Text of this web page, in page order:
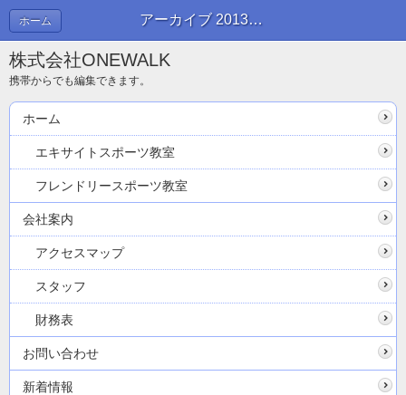
アーカイブ 2013年04月 | ブログ
ホーム
株式会社ONEWALK
携帯からでも編集できます。
ホーム
エキサイトスポーツ教室
フレンドリースポーツ教室
会社案内
アクセスマップ
スタッフ
財務表
お問い合わせ
新着情報